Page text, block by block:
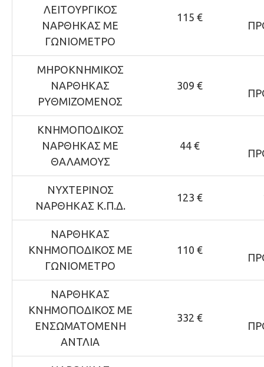
ΛΕΙΤΟΥΡΓΙΚΟΣ
ΝΑΡΘΗΚΑΣ ΜΕ
ΓΩΝΙΟΜΕΤΡΟ
115 €
ΜΗΡΟΚΝΗΜΙΚΟΣ
ΝΑΡΘΗΚΑΣ
ΡΥΘΜΙΖΟΜΕΝΟΣ
309 €
ΚΝΗΜΟΠΟΔΙΚΟΣ
ΝΑΡΘΗΚΑΣ ΜΕ
ΘΑΛΑΜΟΥΣ
44 €
ΝΥΧΤΕΡΙΝΟΣ
ΝΑΡΘΗΚΑΣ Κ.Π.Δ.
123 €
ΝΑΡΘΗΚΑΣ
ΚΝΗΜΟΠΟΔΙΚΟΣ ΜΕ
ΓΩΝΙΟΜΕΤΡΟ
110 €
ΝΑΡΘΗΚΑΣ
ΚΝΗΜΟΠΟΔΙΚΟΣ ΜΕ
ΕΝΣΩΜΑΤΟΜΕΝΗ
ΑΝΤΛΙΑ
332 €